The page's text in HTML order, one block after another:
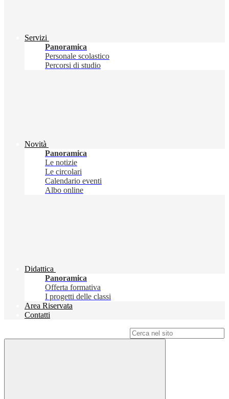
Servizi
Panoramica
Personale scolastico
Percorsi di studio
Novità
Panoramica
Le notizie
Le circolari
Calendario eventi
Albo online
Didattica
Panoramica
Offerta formativa
I progetti delle classi
Area Riservata
Contatti